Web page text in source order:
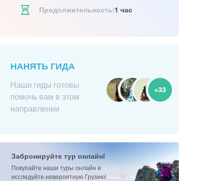
Продолжительность:1 час
НАНЯТЬ ГИДА
Наши гиды готовы
помочь вам в этом
направлении
+33
Забронируйте тур онлайн!
Покупайте наши туры онлайн и
исследуйте невероятную Грузию!